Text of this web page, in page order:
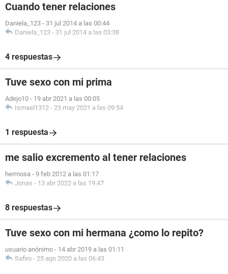
Cuando tener relaciones
Daniela_123 - 31 jul 2014 a las 00:44
Daniela_123 - 31 jul 2014 a las 03:38
4 respuestas
Tuve sexo con mi prima
Adejo10 - 19 abr 2021 a las 00:05
Ismael1312 - 23 may 2021 a las 09:54
1 respuesta
me salio excremento al tener relaciones
hermosa - 9 feb 2012 a las 01:17
Jonas - 13 abr 2022 a las 19:47
8 respuestas
Tuve sexo con mi hermana ¿como lo repito?
usuario anónimo - 14 abr 2019 a las 01:11
Safiro - 25 ago 2020 a las 06:43